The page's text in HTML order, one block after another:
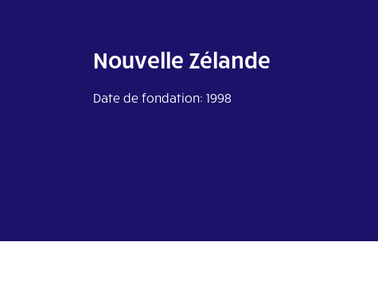
Nouvelle Zélande
Date de fondation: 1998